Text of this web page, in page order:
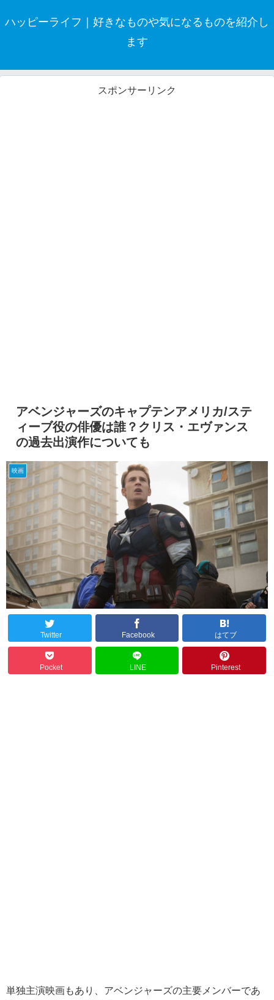
ハッピーライフ｜好きなものや気になるものを紹介し
ます
スポンサーリンク
アベンジャーズのキャプテンアメリカ/ステ
ィーブ役の俳優は誰？クリス・エヴァンス
の過去出演作についても
映画
Twitter Facebook はてブ
Pocket LINE Pinterest
単独主演映画もあり、アベンジャーズの主要メンバーであ